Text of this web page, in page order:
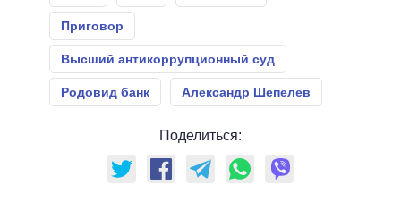
Приговор
Высший антикоррупционный суд
Родовид банк Александр Шепелев
Поделиться: